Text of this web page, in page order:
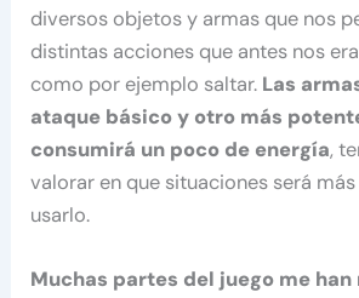
diversos objetos y armas que nos
distintas acciones que antes nos
como por ejemplo saltar. Las
ataque básico y otro más
consumirá un poco de energía,
valorar en que situaciones será
usarlo.
Muchas partes del juego me